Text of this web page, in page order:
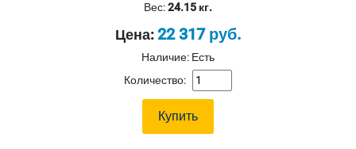
Вес:24.15 кг.
Цена:22 317 руб.
Наличие: Есть
Количество: